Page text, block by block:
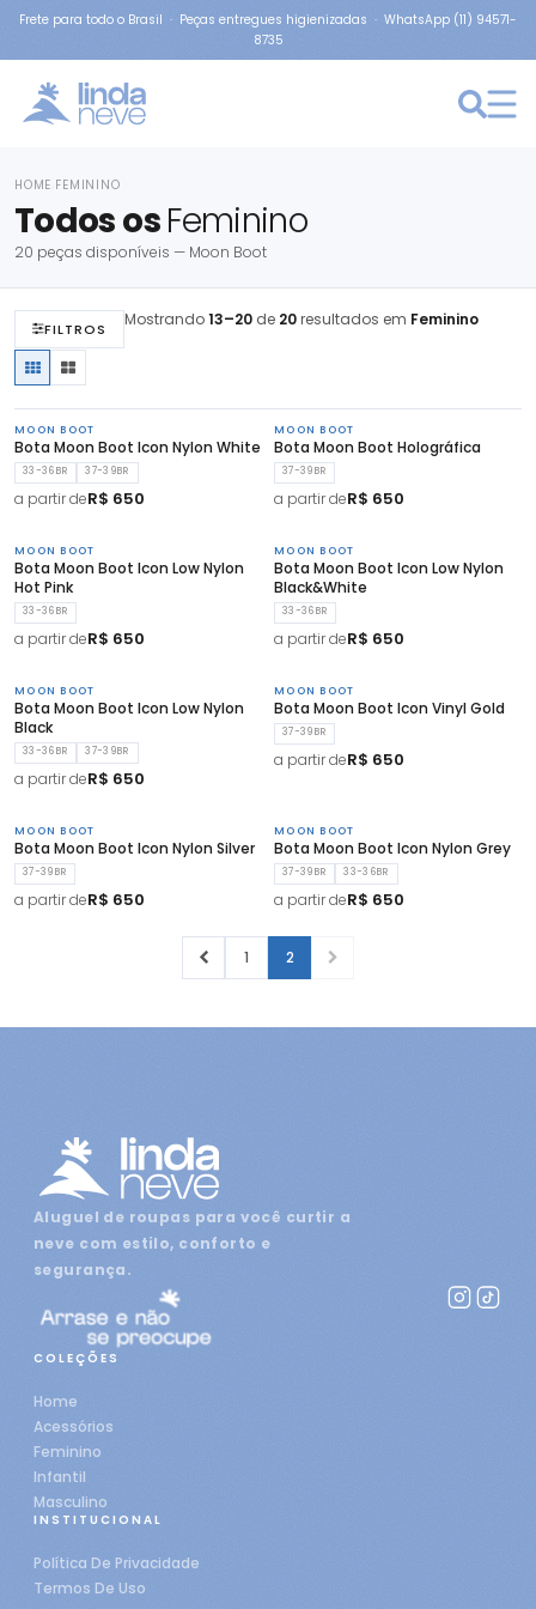
Frete para todo o Brasil · Peças entregues higienizadas · WhatsApp (11) 94571-
8735
HOME FEMININO
Todos osFeminino
20 peças disponíveis — Moon Boot
FILTROS Mostrando13–20 de 20resultados em Feminino
MOON BOOT
Bota Moon Boot Icon Nylon White
33-36BR 37-39BR
a partir deR$ 650
MOON BOOT
Bota Moon Boot Holográfica
37-39BR
a partir deR$ 650
MOON BOOT
Bota Moon Boot Icon Low Nylon
Hot Pink
33-36BR
a partir deR$ 650
MOON BOOT
Bota Moon Boot Icon Low Nylon
Black&White
33-36BR
a partir deR$ 650
MOON BOOT
Bota Moon Boot Icon Low Nylon
Black
33-36BR 37-39BR
a partir deR$ 650
MOON BOOT
Bota Moon Boot Icon Vinyl Gold
37-39BR
a partir deR$ 650
MOON BOOT
Bota Moon Boot Icon Nylon Silver
37-39BR
a partir deR$ 650
MOON BOOT
Bota Moon Boot Icon Nylon Grey
37-39BR 33-36BR
a partir deR$ 650
1 2
Aluguel de roupas para você curtir a
neve com estilo, conforto e
segurança.
COLEÇÕES
Home
Acessórios
Feminino
Infantil
Masculino
INSTITUCIONAL
Política De Privacidade
Termos De Uso